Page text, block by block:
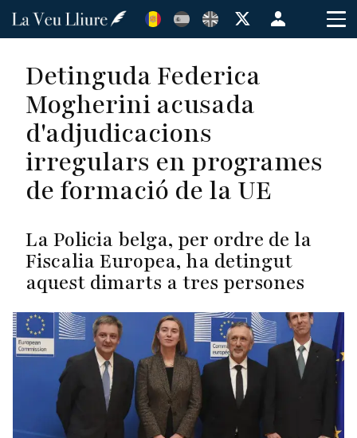
Vés
Menú
de
Detinguda Federica
Mogherini acusada
d'adjudicacions
irregulars en programes
de formació de la UE
La Policia belga, per ordre de la
Fiscalia Europea, ha detingut
aquest dimarts a tres persones